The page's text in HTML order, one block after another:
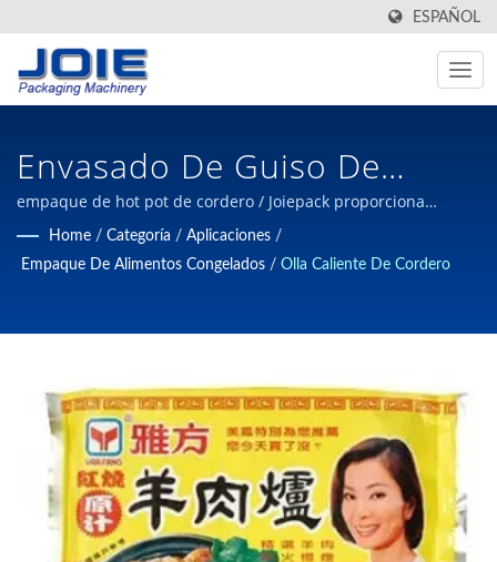
ESPAÑOL
Envasado De Guiso De
Cordero | Vendido En 50
Países Fabricante De
Automatizado Desde 1980 |
JOIEPACK Industrial Co., Ltd.
empaque de hot pot de cordero / Joiepack proporciona
soluciones de automatización de empaques de calidad para
las industrias de alimentos y no alimentos con décadas de
Home / Categoría / Aplicaciones /
Empaque De Alimentos Congelados / Olla Caliente De Cordero